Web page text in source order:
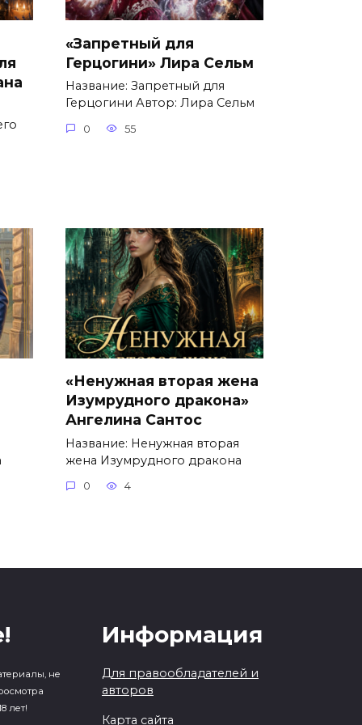
«Запретный для
Герцогини» Лира Сельм
Название: Запретный для
Герцогини Автор: Лира Сельм
0 55
«Ненужная вторая жена
Изумрудного дракона»
Ангелина Сантос
Название: Ненужная вторая
жена Изумрудного дракона
0 4
не
лет!
Информация
Для правообладателей и
авторов
Карта сайта